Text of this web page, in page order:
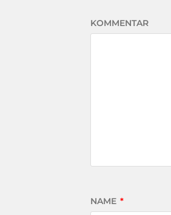
KOMMENTAR
NAME *